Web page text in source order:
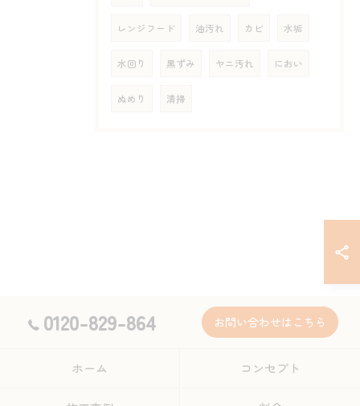
レンジフード 油汚れ カビ 水垢
水回り 黒ずみ ヤニ汚れ におい
ぬめり 清掃
0120-829-864 お問い合わせはこちら
ホーム コンセプト